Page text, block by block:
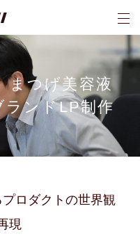
つげ美容液
ランドLP制作
ロダクトの世界観
現